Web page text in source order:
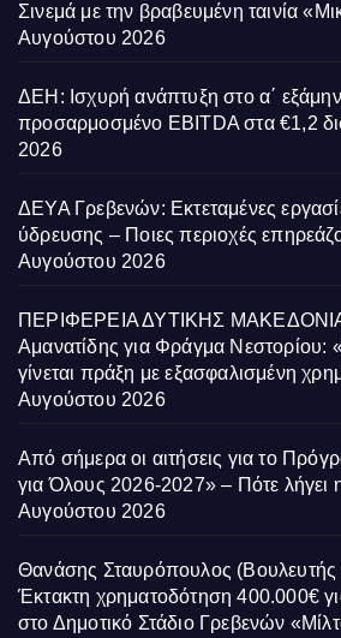
Σινεμά με την βραβευμένη ταινία
Αυγούστου 2026
ΔΕΗ: Ισχυρή ανάπτυξη στο α΄
προσαρμοσμένο EBITDA στα €1,2
2026
ΔΕΥΑ Γρεβενών: Εκτεταμένες
ύδρευσης – Ποιες περιοχές
Αυγούστου 2026
ΠΕΡΙΦΕΡΕΙΑ ΔΥΤΙΚΗΣ
Αμανατίδης για Φράγμα Νεστορίου:
γίνεται πράξη με εξασφαλισμένη
Αυγούστου 2026
Από σήμερα οι αιτήσεις για το
για Όλους 2026-2027» – Πότε λήγει
Αυγούστου 2026
Θανάσης Σταυρόπουλος
Έκτακτη χρηματοδότηση 400.000€
στο Δημοτικό Στάδιο Γρεβενών